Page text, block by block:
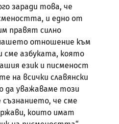
заради това, че
и едно от
правят силно
отношение към
сме азбуката, която
език и писменост
на всички славянски
да уважаваме този
че сме
които имат